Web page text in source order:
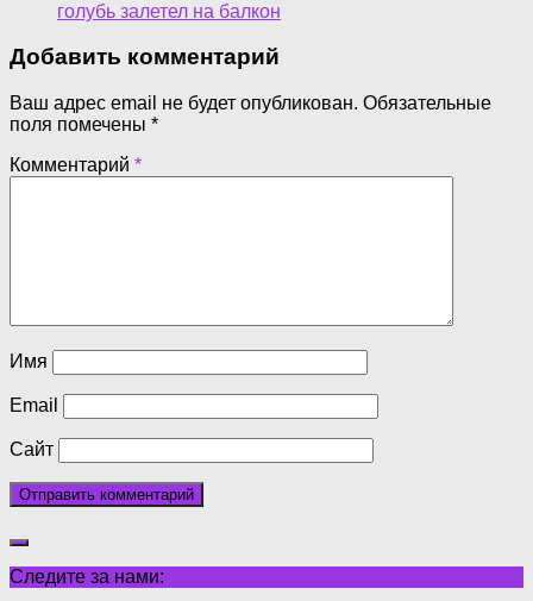
голубь залетел на балкон
Добавить комментарий
Ваш адрес email не будет опубликован. Обязательные
поля помечены *
Комментарий *
Имя
Email
Сайт
Следите за нами: